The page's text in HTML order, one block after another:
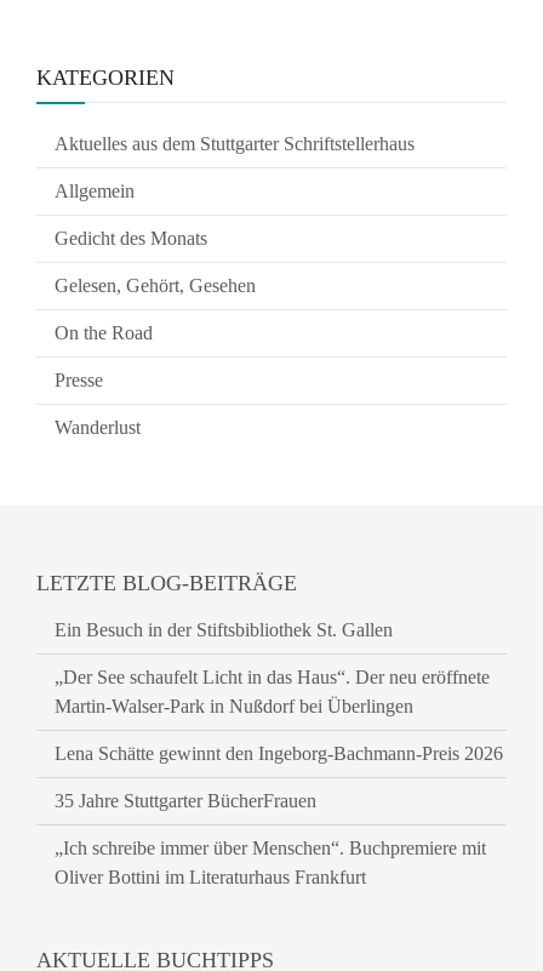
KATEGORIEN
Aktuelles aus dem Stuttgarter Schriftstellerhaus
Allgemein
Gedicht des Monats
Gelesen, Gehört, Gesehen
On the Road
Presse
Wanderlust
LETZTE BLOG-BEITRÄGE
Ein Besuch in der Stiftsbibliothek St. Gallen
„Der See schaufelt Licht in das Haus“. Der neu eröffnete
Martin-Walser-Park in Nußdorf bei Überlingen
Lena Schätte gewinnt den Ingeborg-Bachmann-Preis 2026
35 Jahre Stuttgarter BücherFrauen
„Ich schreibe immer über Menschen“. Buchpremiere mit
Oliver Bottini im Literaturhaus Frankfurt
AKTUELLE BUCHTIPPS